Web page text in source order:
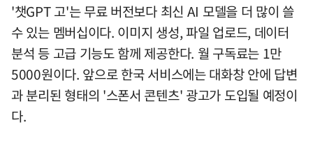
'챗GPT 고'는 무료 버전보다 최신 AI 모델을 더 많이 쓸
수 있는 멤버십이다. 이미지 생성, 파일 업로드, 데이터
분석 등 고급 기능도 함께 제공한다. 월 구독료는 1만
5000원이다. 앞으로 한국 서비스에는 대화창 안에 답변
과 분리된 형태의 '스폰서 콘텐츠' 광고가 도입될 예정이
다.